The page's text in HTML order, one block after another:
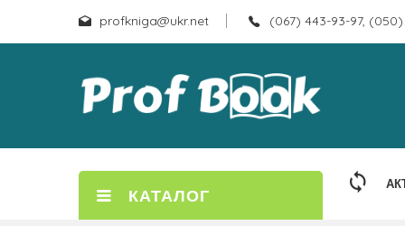
profkniga@ukr.net (067) 443-93-97,
КАТАЛОГ